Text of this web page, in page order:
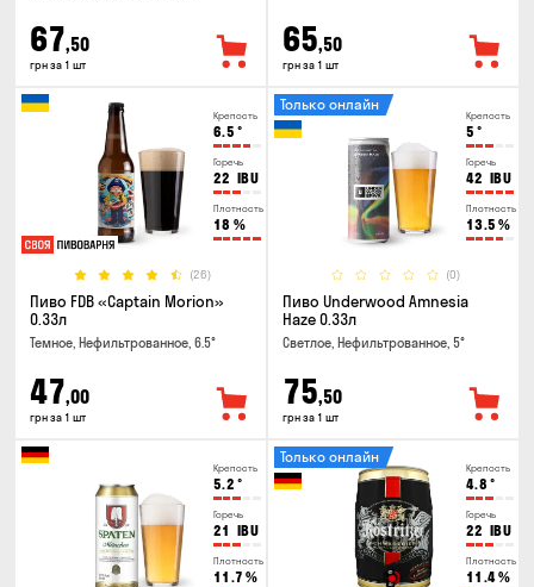
67,50
грн за 1 шт
65,50
грн за 1 шт
Крепость
6.5 °
Горечь
22 IBU
Плотность
18 %
(26)
Пиво FDB «Captain Morion»
0.33л
Темное, Нефильтрованное, 6.5°
47,00
грн за 1 шт
Крепость
5 °
Горечь
42 IBU
Плотность
13.5 %
(0)
Только онлайн
Пиво Underwood Amnesia
Haze 0.33л
Светлое, Нефильтрованное, 5°
75,50
грн за 1 шт
Крепость
5.2 °
Горечь
21 IBU
Плотность
11.7 %
Крепость
4.8 °
Горечь
22 IBU
Плотность
11.4%
Только онлайн